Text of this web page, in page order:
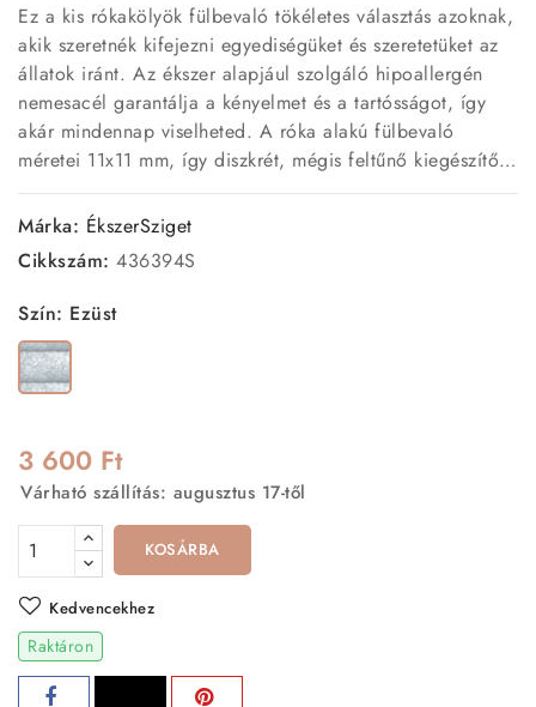
Ez a kis rókakölyök fülbevaló tökéletes választás azoknak,
akik szeretnék kifejezni egyediségüket és szeretetüket az
állatok iránt. Az ékszer alapjául szolgáló hipoallergén
nemesacél garantálja a kényelmet és a tartósságot, így
akár mindennap viselheted. A róka alakú fülbevaló
méretei 11x11 mm, így diszkrét, mégis feltűnő kiegészítője
lehet bármilyen öltözetnek.
Márka: ÉkszerSziget
Cikkszám: 436394S
Szín: Ezüst
Ezüst
3 600 Ft
Várható szállítás: augusztus 17-től
KOSÁRBA
Kedvencekhez
Raktáron